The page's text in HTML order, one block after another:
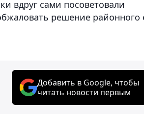
вдруг сами посоветовали
решение районного
Добавить в Google, чтобы
читать новости первым